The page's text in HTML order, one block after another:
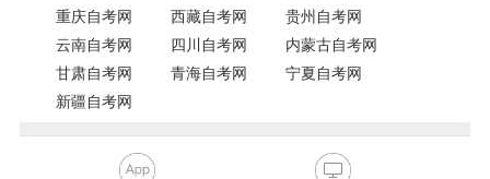
重庆自考网
西藏自考网
贵州自考网
云南自考网
四川自考网
内蒙古自考网
甘肃自考网
青海自考网
宁夏自考网
新疆自考网